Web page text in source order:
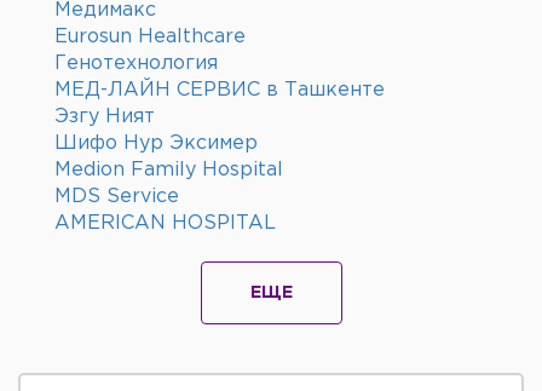
Медимакс
Eurosun Healthcare
Генотехнология
МЕД-ЛАЙН СЕРВИС в Ташкенте
Эзгу Ният
Шифо Нур Эксимер
Medion Family Hospital
MDS Service
AMERICAN HOSPITAL
ЕЩЕ